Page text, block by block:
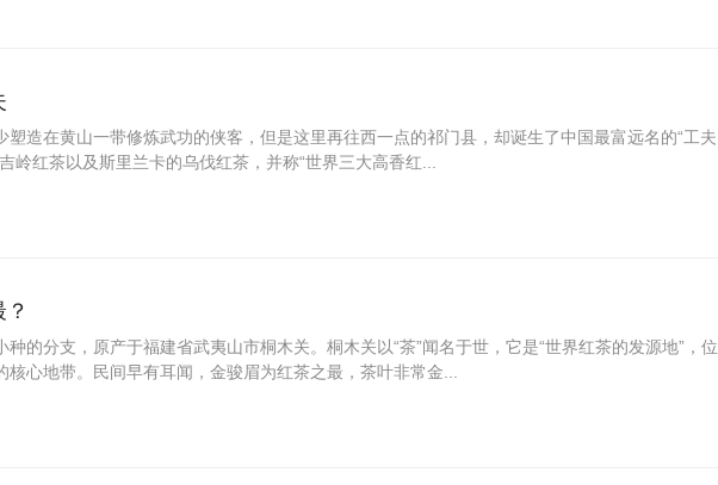
塑造在黄山一带修炼武功的侠客，但是这里再往西一点的祁门县，却诞生了中国最富远名的“工夫
岭红茶以及斯里兰卡的乌伐红茶，并称“世界三大高香红...
的分支，原产于福建省武夷山市桐木关。桐木关以“茶”闻名于世，它是“世界红茶的发源地”，位
心地带。民间早有耳闻，金骏眉为红茶之最，茶叶非常金...